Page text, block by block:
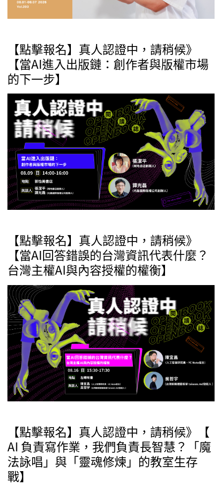
【點擊報名】真人認證中，請稍候》
【當AI進入出版鏈：創作者與版權市場
的下一步】
【點擊報名】真人認證中，請稍候》
【當AI回答錯誤的台灣資訊代表什麼？
台灣主權AI與內容授權的權衡】
【點擊報名】真人認證中，請稍候》【
AI 負責寫作業，我們負責長智慧？「魔
法詠唱」與「靈魂修煉」的教室生存
戰】